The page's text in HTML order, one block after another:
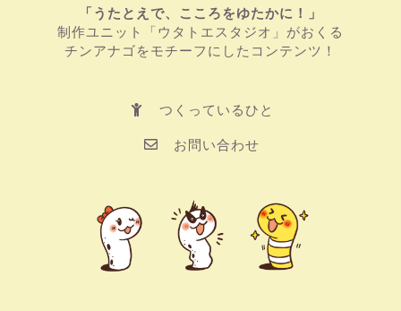
「うたとえで、こころをゆたかに！」
制作ユニット「ウタトエスタジオ」がおくる
チンアナゴをモチーフにしたコンテンツ！
つくっているひと
お問い合わせ